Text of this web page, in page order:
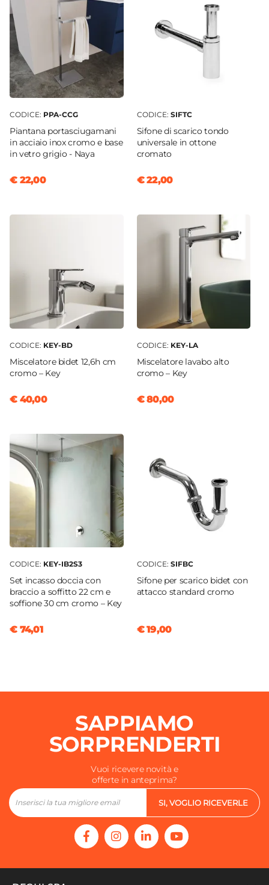
CODICE: PPA-CCG
Piantana portasciugamani
in acciaio inox cromo e base
in vetro grigio - Naya
€ 22,00
CODICE: SIFTC
Sifone di scarico tondo
universale in ottone
cromato
€ 22,00
CODICE: KEY-BD
Miscelatore bidet 12,6h cm
cromo – Key
€ 40,00
CODICE: KEY-LA
Miscelatore lavabo alto
cromo – Key
€ 80,00
CODICE: KEY-IB2S3
Set incasso doccia con
braccio a soffitto 22 cm e
soffione 30 cm cromo – Key
€ 74,01
CODICE: SIFBC
Sifone per scarico bidet con
attacco standard cromo
€ 19,00
SAPPIAMO
SORPRENDERTI
Vuoi ricevere novità e
offerte in anteprima?
SI, VOGLIO RICEVERLE